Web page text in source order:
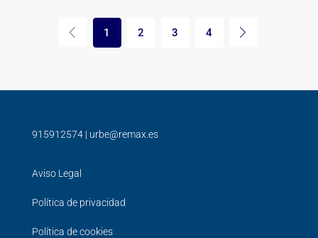
1 2 3 4
915912574 | urbe@remax.es
Aviso Legal
Política de privacidad
Política de cookies